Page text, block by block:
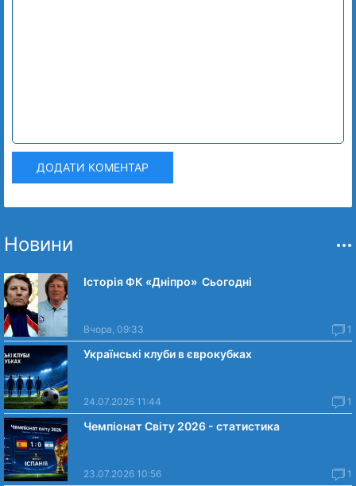
ДОДАТИ КОМЕНТАР
Новини
Історія ФК «Дніпро» Сьогодні
Вчора, 09:33 1
Українські клуби в єврокубках
24.07.2026 11:44 1
Чемпіонат Світу 2026 - статистика
23.07.2026 10:56 1